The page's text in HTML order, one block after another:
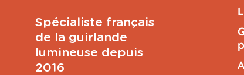
Spécialiste français
de la guirlande
lumineuse depuis
2016